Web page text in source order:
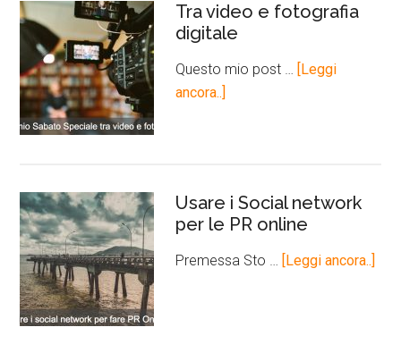
Tra video e fotografia
digitale
Questo mio post …
[Leggi
ancora..]
Usare i Social network
per le PR online
Premessa Sto … [Leggi ancora..]